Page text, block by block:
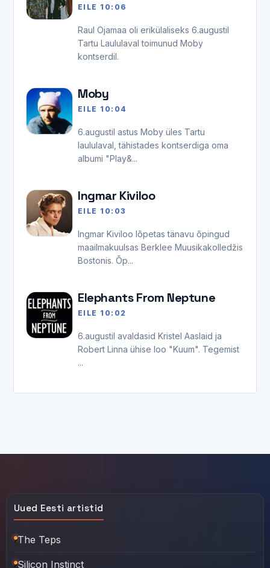
EILE 10:06
Raul Ojamaa oli erikülaliseks 6.augustil
Tartu Laululaval toimunud Moby
kontserdil.
EILE 10:04
Moby
6.augustil astus Moby üles Tartu
laululaval, tähistades kontserdiga oma
albumi "Play&...
EILE 10:03
Ingmar Kiviloo
Ingmar Kiviloo lõpetas tänavu õpingud
maailmakuulsas Berklee Muusikakolledžis
Bostonis. Õp...
EILE 10:02
Elephants From Neptune
6.augustil avaldasid Kristel Aaslaid ja
Robert Linna ühise loo "Kuum". Tegemist
...
Uued Eesti artistid
The Teps
Silicon Instinct